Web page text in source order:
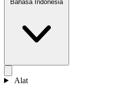
Bahasa Indonesia
Alat